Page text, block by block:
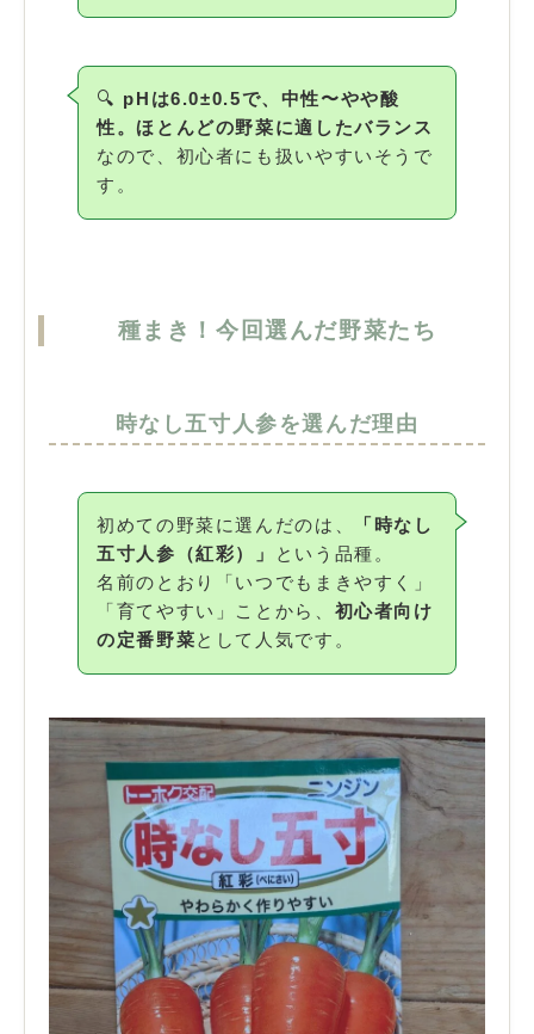
🔍 pHは6.0±0.5で、中性〜やや酸
性。ほとんどの野菜に適したバランス
なので、初心者にも扱いやすいそうで
す。
種まき！今回選んだ野菜たち
時なし五寸人参を選んだ理由
初めての野菜に選んだのは、
「時なし
五寸人参（紅彩）」
という品種。
名前のとおり「いつでもまきやすく」
「育てやすい」ことから、 初心者向け
の定番野菜として人気です。